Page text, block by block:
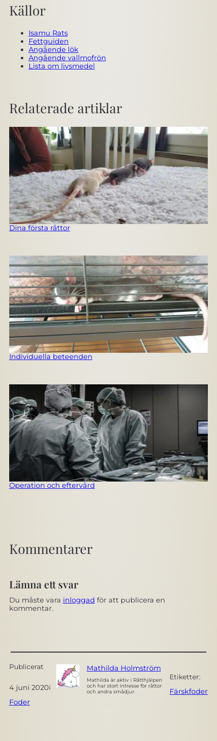
Källor
Isamu Rats
Fettguiden
Angående lök
Angående vallmofrön
Lista om livsmedel
Relaterade artiklar
Dina första råttor
Individuella beteenden
Operation och eftervård
Kommentarer
Lämna ett svar
Du måste vara inloggad för att publicera en
kommentar.
Publicerat
4 juni 2020i
Foder
Mathilda Holmström
Mathilda är aktiv i Råtthjälpen
och har stort intresse för råttor
och andra smådjur.
Etiketter:
Färskfoder